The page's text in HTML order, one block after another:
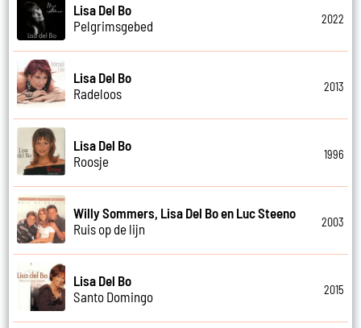
Lisa Del Bo
Pelgrimsgebed
2022
Lisa Del Bo
Radeloos
2013
Lisa Del Bo
Roosje
1996
Willy Sommers, Lisa Del Bo en Luc Steeno
Ruis op de lijn
2003
Lisa Del Bo
Santo Domingo
2015